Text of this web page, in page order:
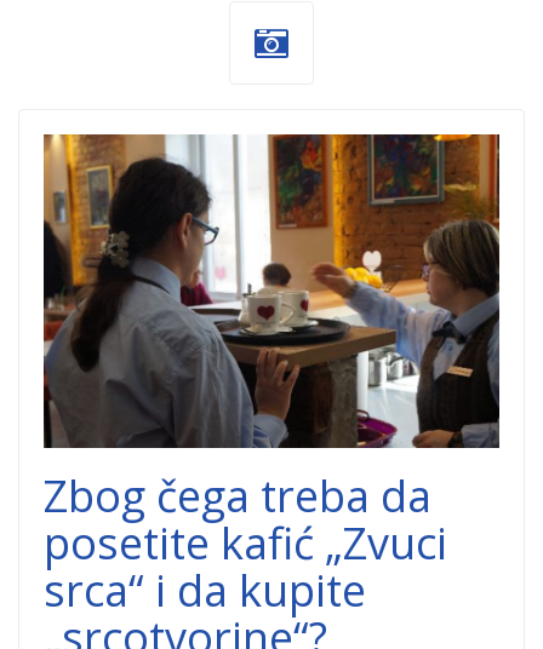
decje-srce-
dobrocinitim.png
Zbog čega treba da
posetite kafić „Zvuci
srca“ i da kupite